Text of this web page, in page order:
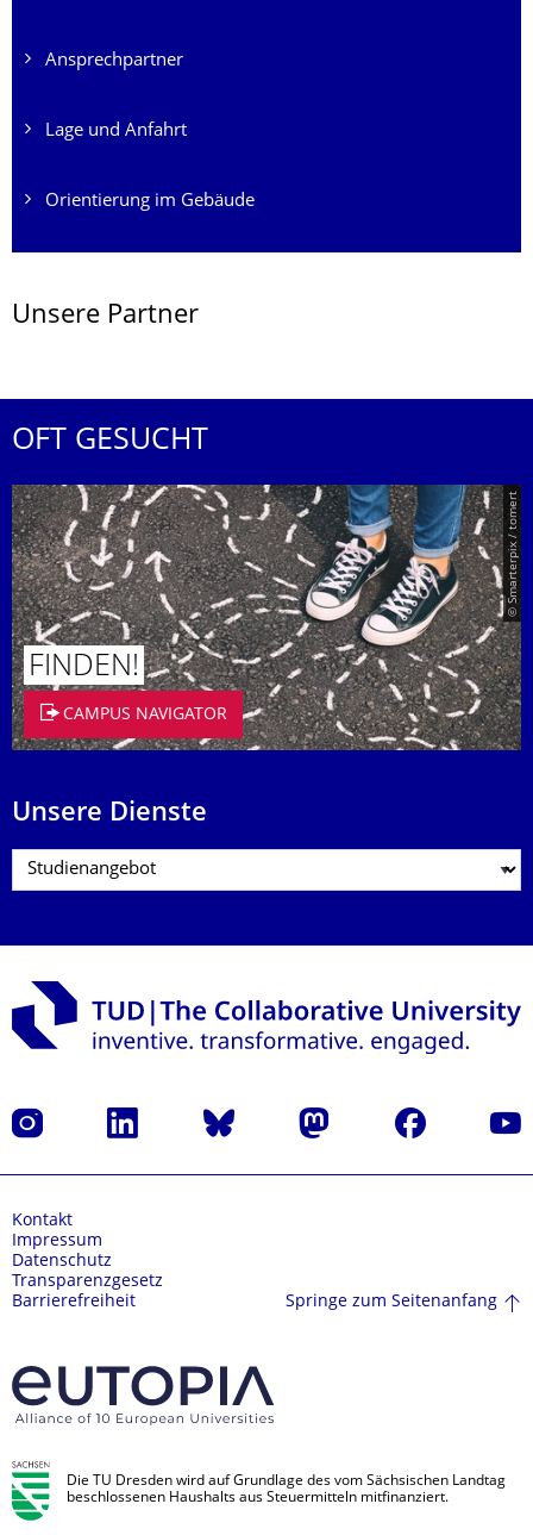
Ansprechpartner
Lage und Anfahrt
Orientierung im Gebäude
Unsere Partner
OFT GESUCHT
© Smarterpix / tomert
FINDEN!
CAMPUS NAVIGATOR
Unsere Dienste
Instagram LinkedIn Bluesky Mastodon Facebook
Kontakt
Impressum
Datenschutz
Transparenzgesetz
Barrierefreiheit
Springe zum Seitenanfang
Die TU Dresden wird auf Grundlage des vom Sächsischen Landtag
beschlossenen Haushalts aus Steuermitteln mitfinanziert.